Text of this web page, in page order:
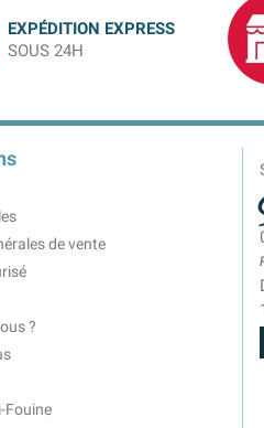
EXPÉDITION EXPRESS
SOUS 24H
de vente
?
Fouine